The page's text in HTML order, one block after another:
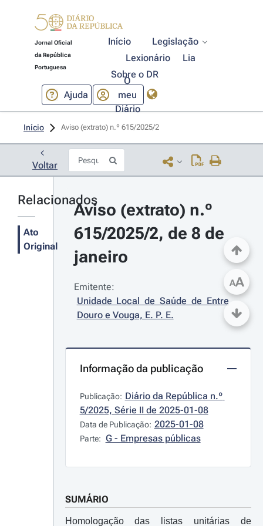
Jornal Oficial
da República
Portuguesa
Início
Legislação
Lexionário
Lia
Sobre o DR
Ajuda
O
meu
Diário
Início Aviso (extrato) n.º 615/2025/2
Voltar
Relacionados
Ato
Original
Aviso (extrato) n.º
615/2025/2, de 8 de
janeiro
Emitente:
Unidade Local de Saúde de Entre
Douro e Vouga, E. P. E.
Informação da publicação
Publicação: Diário da República n.º
5/2025, Série II de 2025-01-08
Data de Publicação: 2025-01-08
Parte: G - Empresas públicas
SUMÁRIO
Homologação das listas unitárias de
AA